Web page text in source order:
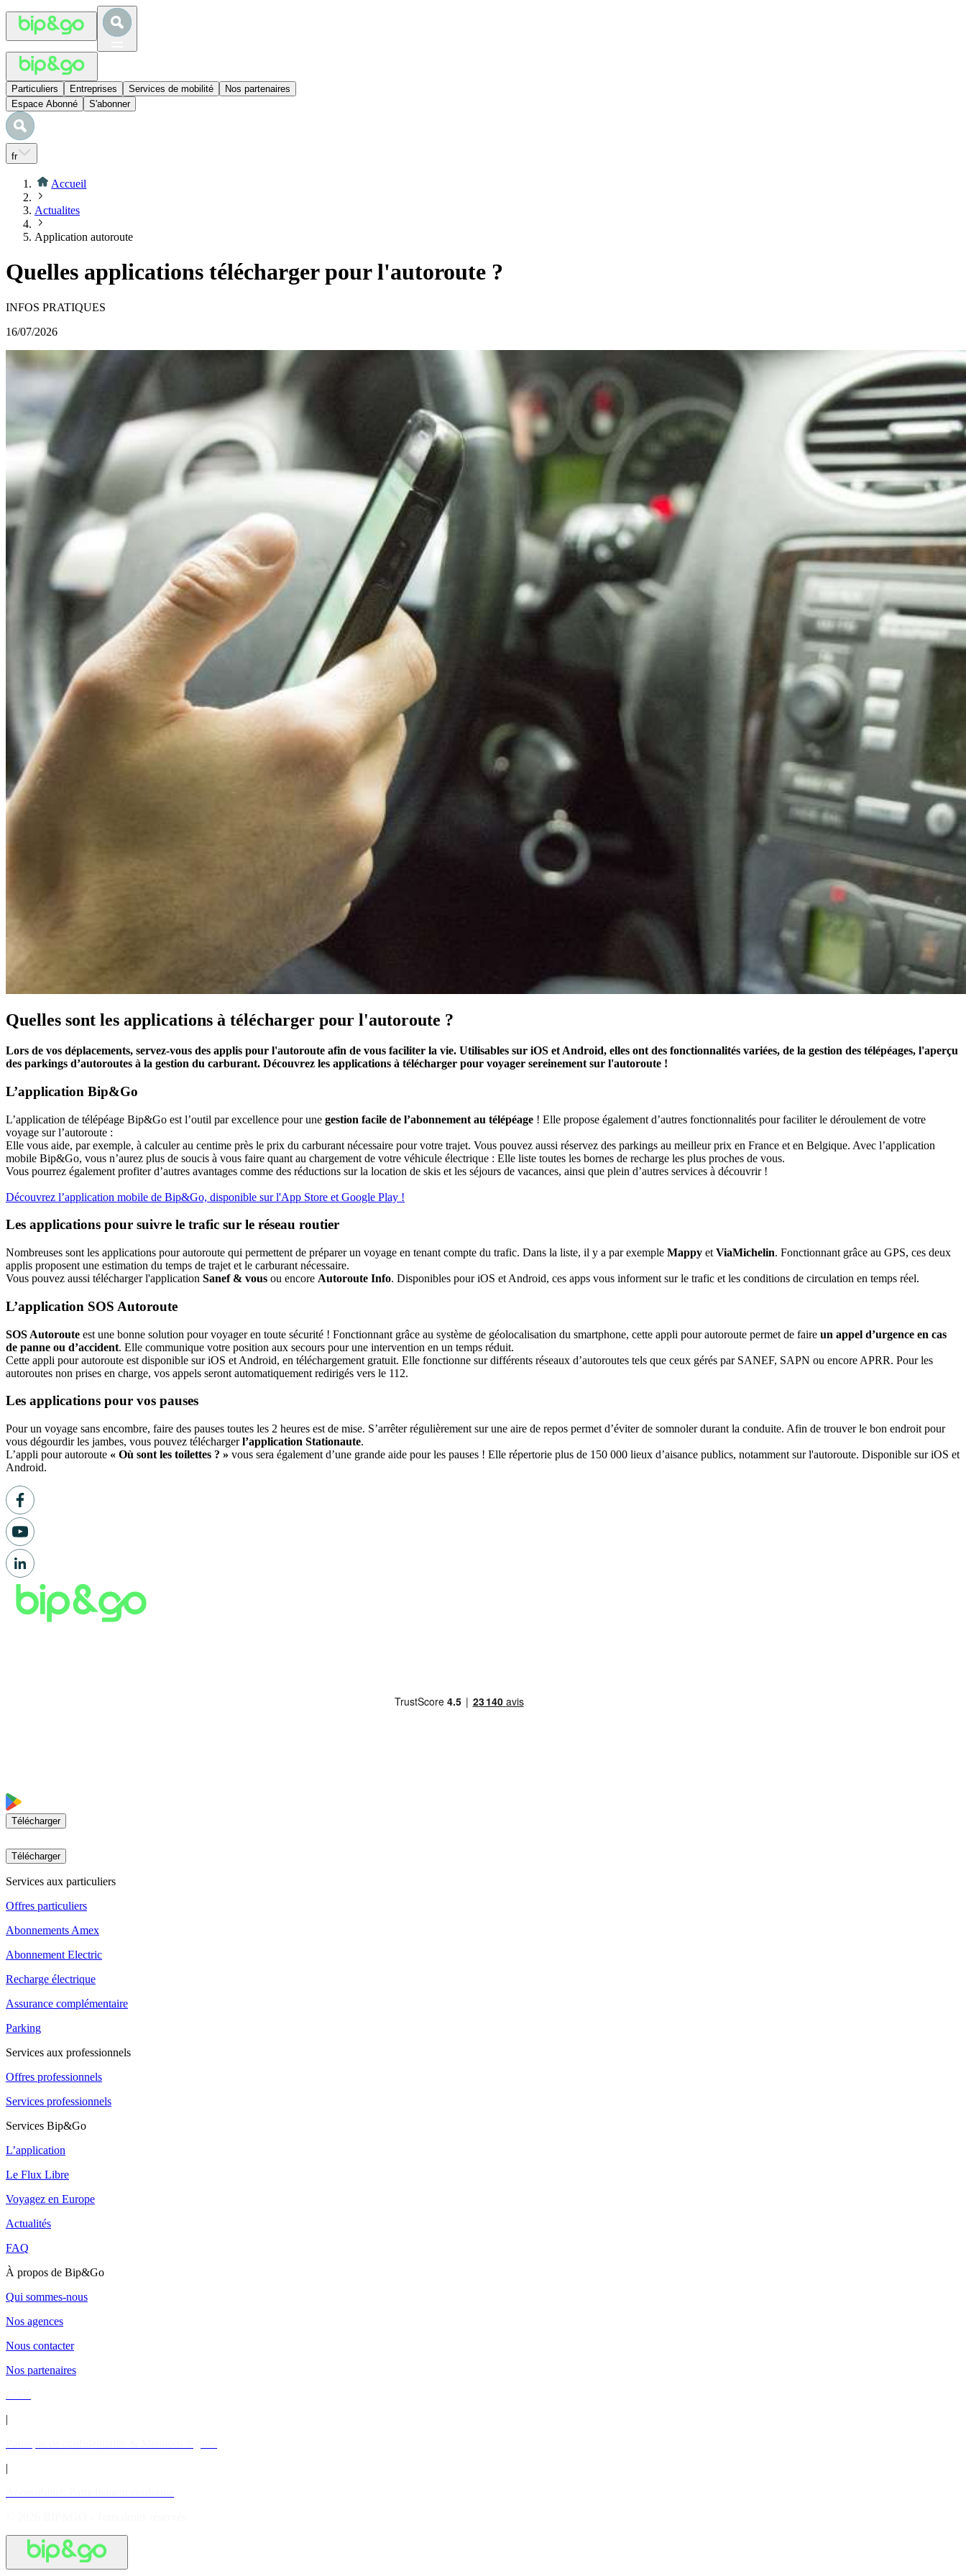
Particuliers Entreprises Services de mobilité
Nos partenaires
Espace Abonné
S'abonner
fr
Accueil
Actualites
Application autoroute
Quelles applications télécharger pour l'autoroute ?
INFOS PRATIQUES
16/07/2026
Quelles sont les applications à télécharger pour l'autoroute ?
Lors de vos déplacements, servez-vous des applis pour l'autoroute afin de vous faciliter la vie. Utilisables sur iOS et Android, elles ont des fonctionnalités variées, de la gestion des télépéages, l'aperçu
des parkings d’autoroutes à la gestion du carburant. Découvrez les applications à télécharger pour voyager sereinement sur l'autoroute !
L’application Bip&Go
L’application de télépéage Bip&Go est l’outil par excellence pour une gestion facile de l’abonnement au télépéage ! Elle propose également d’autres fonctionnalités pour faciliter le déroulement de votre
voyage sur l’autoroute :
Elle vous aide, par exemple, à calculer au centime près le prix du carburant nécessaire pour votre trajet. Vous pouvez aussi réservez des parkings au meilleur prix en France et en Belgique. Avec l’application
mobile Bip&Go, vous n’aurez plus de soucis à vous faire quant au chargement de votre véhicule électrique : Elle liste toutes les bornes de recharge les plus proches de vous.
Vous pourrez également profiter d’autres avantages comme des réductions sur la location de skis et les séjours de vacances, ainsi que plein d’autres services à découvrir !
Découvrez l’application mobile de Bip&Go, disponible sur l'App Store et Google Play !
Les applications pour suivre le trafic sur le réseau routier
Nombreuses sont les applications pour autoroute qui permettent de préparer un voyage en tenant compte du trafic. Dans la liste, il y a par exemple Mappy et ViaMichelin. Fonctionnant grâce au GPS, ces deux
applis proposent une estimation du temps de trajet et le carburant nécessaire.
Vous pouvez aussi télécharger l'application Sanef & vous ou encore Autoroute Info. Disponibles pour iOS et Android, ces apps vous informent sur le trafic et les conditions de circulation en temps réel.
L’application SOS Autoroute
SOS Autoroute est une bonne solution pour voyager en toute sécurité ! Fonctionnant grâce au système de géolocalisation du smartphone, cette appli pour autoroute permet de faire un appel d’urgence en cas
de panne ou d’accident. Elle communique votre position aux secours pour une intervention en un temps réduit.
Cette appli pour autoroute est disponible sur iOS et Android, en téléchargement gratuit. Elle fonctionne sur différents réseaux d’autoroutes tels que ceux gérés par SANEF, SAPN ou encore APRR. Pour les
autoroutes non prises en charge, vos appels seront automatiquement redirigés vers le 112.
Les applications pour vos pauses
Pour un voyage sans encombre, faire des pauses toutes les 2 heures est de mise. S’arrêter régulièrement sur une aire de repos permet d’éviter de somnoler durant la conduite. Afin de trouver le bon endroit pour
vous dégourdir les jambes, vous pouvez téléchargerl’application Stationaute.
L’appli pour autoroute « Où sont les toilettes ? » vous sera également d’une grande aide pour les pauses ! Elle répertorie plus de 150 000 lieux d’aisance publics, notamment sur l'autoroute. Disponible sur iOS et
Android.
Télécharger
Télécharger
Services aux particuliers
Offres particuliers
Abonnements Amex
Abonnement Electric
Recharge électrique
Assurance complémentaire
Parking
Services aux professionnels
Offres professionnels
Services professionnels
Services Bip&Go
L’application
Le Flux Libre
Voyagez en Europe
Actualités
FAQ
À propos de Bip&Go
Qui sommes-nous
Nos agences
Nous contacter
Nos partenaires
|
|